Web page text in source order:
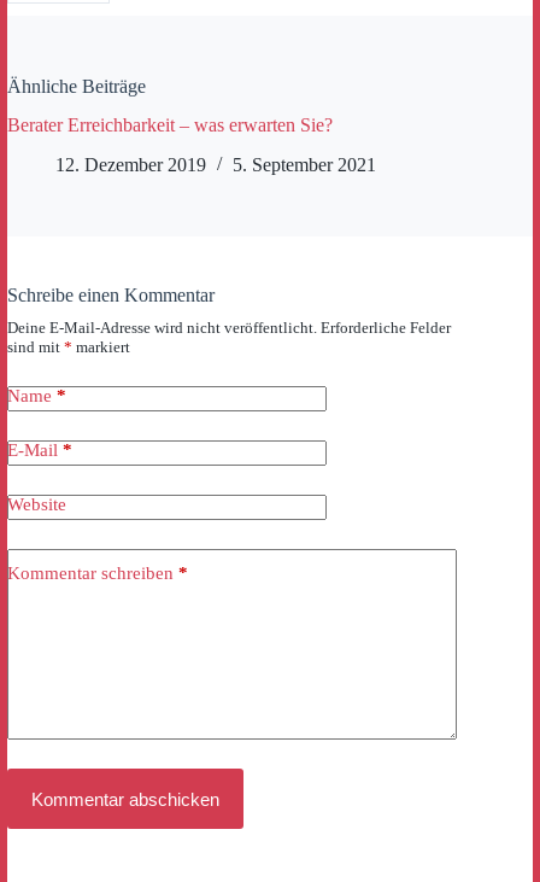
Ähnliche Beiträge
Berater Erreichbarkeit – was erwarten Sie?
12. Dezember 2019
5. September 2021
Schreibe einen Kommentar
Deine E-Mail-Adresse wird nicht veröffentlicht. Erforderliche Felder
sind mit * markiert
Name *
E-Mail *
Website
Kommentar schreiben *
Kommentar abschicken